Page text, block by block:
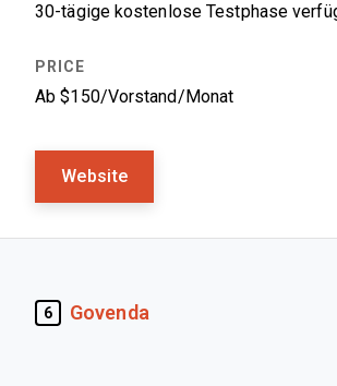
30-tägige kostenlose Testphase
Ab $150/Vorstand/Monat
Website
6 Govenda